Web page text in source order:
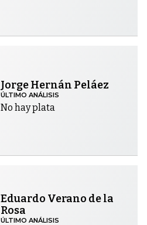
Jorge Hernán Peláez
ÚLTIMO ANÁLISIS
No hay plata
Eduardo Verano de la
Rosa
ÚLTIMO ANÁLISIS